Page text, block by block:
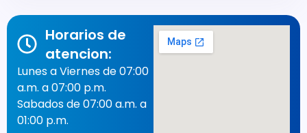
Horarios de
atencion:
Lunes a Viernes de 07:00
a.m. a 07:00 p.m.
Sabados de 07:00 a.m. a
01:00 p.m.